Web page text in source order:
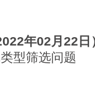
年02月22日
型筛选问题